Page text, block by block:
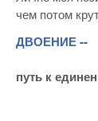
чем потом
ДВОЕНИЕ --
путь к